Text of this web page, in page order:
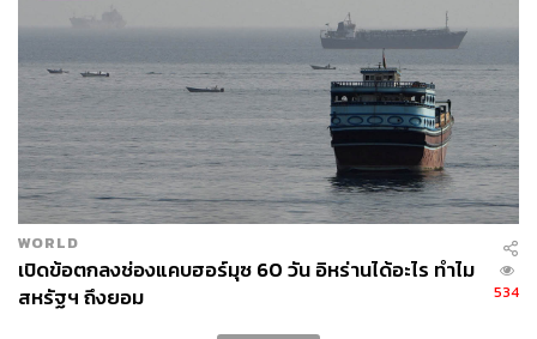
WORLD
เปิดข้อตกลงช่องแคบฮอร์มุซ 60 วัน อิหร่านได้อะไร ทำไม
สหรัฐฯ ถึงยอม
534